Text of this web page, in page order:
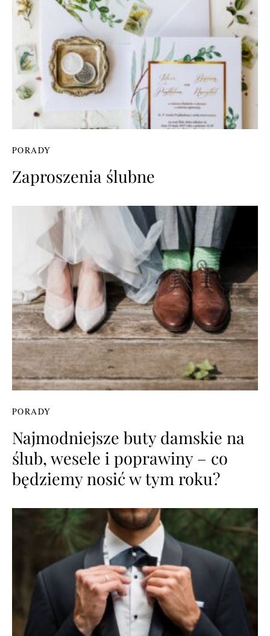
PORADY
Zaproszenia ślubne
PORADY
Najmodniejsze buty damskie na
ślub, wesele i poprawiny – co
będziemy nosić w tym roku?